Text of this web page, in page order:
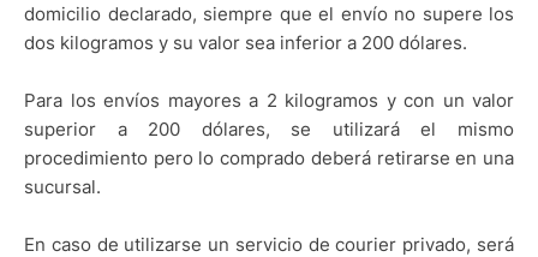
domicilio declarado, siempre que el envío no supere los
dos kilogramos y su valor sea inferior a 200 dólares.
Para los envíos mayores a 2 kilogramos y con un valor
superior a 200 dólares, se utilizará el mismo
procedimiento pero lo comprado deberá retirarse en una
sucursal.
En caso de utilizarse un servicio de courier privado, será